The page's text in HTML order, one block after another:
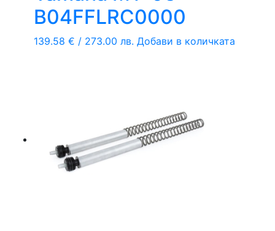
B04FFLRC0000
139.58 € / 273.00 лв. Добави в количката